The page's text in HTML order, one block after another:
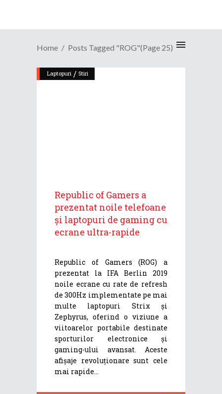
Home Posts Tagged "ROG"(Page 25)
Laptopuri / Stiri
Republic of Gamers a
prezentat noile telefoane
și laptopuri de gaming cu
ecrane ultra-rapide
Republic of Gamers (ROG) a
prezentat la IFA Berlin 2019
noile ecrane cu rate de refresh
de 300Hz implementate pe mai
multe laptopuri Strix și
Zephyrus, oferind o viziune a
viitoarelor portabile destinate
sporturilor electronice și
gaming-ului avansat. Aceste
afișaje revoluționare sunt cele
mai rapide